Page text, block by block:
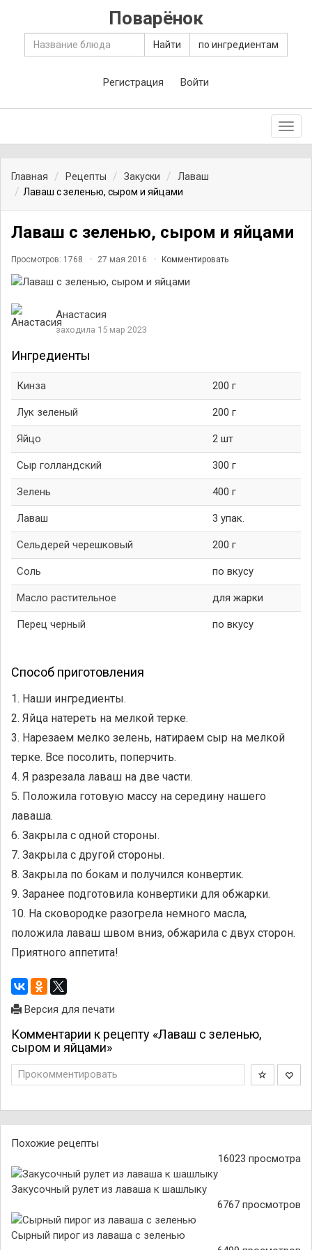
Поварёнок
Найти по ингредиентам
Регистрация Войти
Главная Рецепты Закуски
Лаваш
Лаваш с зеленью, сыром и яйцами
Лаваш с зеленью, сыром и яйцами
Просмотров: 1768 27 мая 2016 Комментировать
Анастасия
заходила 15 мар 2023
Ингредиенты
Кинза 200 г
Лук зеленый 200 г
Яйцо 2 шт
Сыр голландский 300 г
Зелень 400 г
Лаваш 3 упак.
Сельдерей черешковый 200 г
Соль по вкусу
Масло растительное для жарки
Перец черный по вкусу
Способ приготовления
1. Наши ингредиенты.
2. Яйца натереть на мелкой терке.
3. Нарезаем мелко зелень, натираем сыр на мелкой
терке. Все посолить, поперчить.
4. Я разрезала лаваш на две части.
5. Положила готовую массу на середину нашего
лаваша.
6. Закрыла с одной стороны.
7. Закрыла с другой стороны.
8. Закрыла по бокам и получился конвертик.
9. Заранее подготовила конвертики для обжарки.
10. На сковородке разогрела немного масла,
положила лаваш швом вниз, обжарила с двух сторон.
Приятного аппетита!
Версия для печати
Комментарии к рецепту «Лаваш с зеленью,
сыром и яйцами»
Прокомментировать
Похожие рецепты
16023 просмотра
Закусочный рулет из лаваша к шашлыку
6767 просмотров
Сырный пирог из лаваша с зеленью